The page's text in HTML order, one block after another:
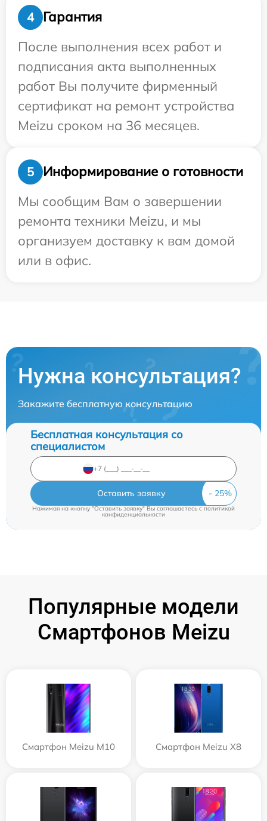
4
Гарантия
После выполнения всех работ и
подписания акта выполненных
работ Вы получите фирменный
сертификат на ремонт устройства
Meizu сроком на 36 месяцев.
5
Информирование о готовности
Мы сообщим Вам о завершении
ремонта техники Meizu, и мы
организуем доставку к вам домой
или в офис.
Нужна консультация?
Закажите бесплатную консультацию
Бесплатная консультация со
специалистом
Оставить заявку
Нажимая на кнопку "Оставить заявку" Вы соглашаетесь cполитикой
конфиденциальности
Популярные модели
Смартфонов Meizu
Смартфон Meizu M10 Смартфон Meizu X8